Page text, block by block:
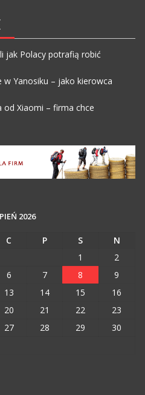
jak Polacy potrafią robić
w Yanosiku – jako kierowca
od Xiaomi – firma chce
2026
C P S
N
1
2
6 7 8
9
13 14 15
16
20 21 22
23
27 28 29
30